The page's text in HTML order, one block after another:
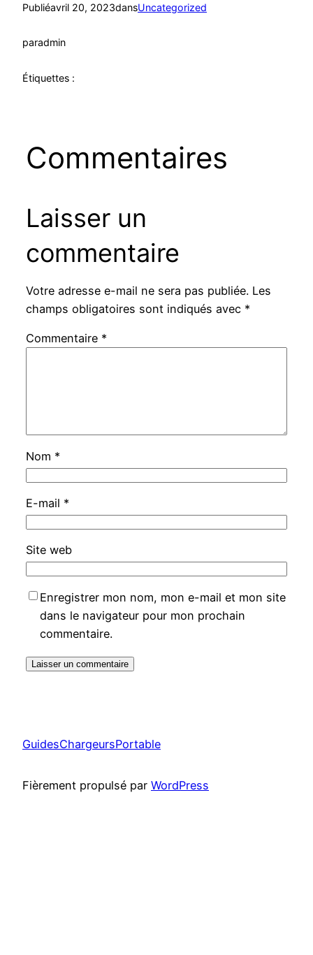
Publiéavril 20, 2023dansUncategorized
paradmin
Étiquettes :
Commentaires
Laisser un
commentaire
Votre adresse e-mail ne sera pas publiée. Les
champs obligatoires sont indiqués avec *
Commentaire *
Nom *
E-mail *
Site web
Enregistrer mon nom, mon e-mail et mon site
dans le navigateur pour mon prochain
commentaire.
GuidesChargeursPortable
Fièrement propulsé par WordPress